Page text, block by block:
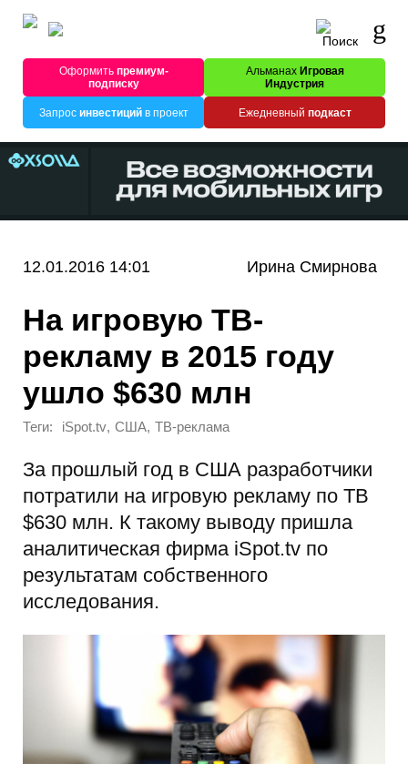
Оформитьпремиум-
подписку
Альманах Игровая
Индустрия
Запрос инвестицийв проект Ежедневный подкаст
12.01.2016 14:01 Ирина Смирнова
На игровую ТВ-
рекламу в 2015 году
ушло $630 млн
Теги: iSpot.tv, США, ТВ-реклама
За прошлый год в США разработчики
потратили на игровую рекламу по ТВ
$630 млн. К такому выводу пришла
аналитическая фирма iSpot.tv по
результатам собственного
исследования.